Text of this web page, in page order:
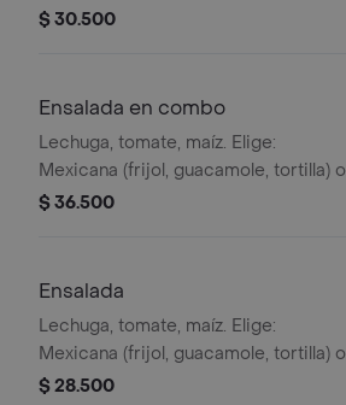
Campestre (quesos, huevo, pepinillos)
alimentos de origen animal) + agua
$ 30.500
Ensalada en combo
Lechuga, tomate, maíz. Elige:
Mexicana (frijol, guacamole, tortilla) o
Campestre (quesos, huevo, pepinillos)
alimentos de origen animal) + papas
$ 36.500
Ensalada
Lechuga, tomate, maíz. Elige:
Mexicana (frijol, guacamole, tortilla) o
Campestre (quesos, huevo, pepinillos)
$ 28.500